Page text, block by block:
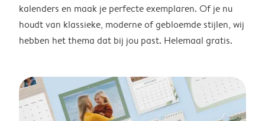
kalenders en maak je perfecte exemplaren. Of je nu
houdt van klassieke, moderne of gebloemde stijlen, wij
hebben het thema dat bij jou past. Helemaal gratis.